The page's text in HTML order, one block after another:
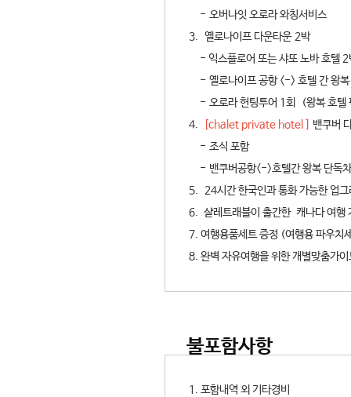
- 오버나잇 오로라 와칭서비스
3. 옐로나이프 다운타운 2박
- 익스플로어 또는 샤또 노바 호텔
- 옐로나이프 공항 <-> 호텔 간 왕
- 오로라 헌팅투어 1회 (왕복 호텔
4.
[chalet private hotel ]
밴쿠버
- 조식 포함
- 밴쿠버공항<->호텔간 왕복 단
5. 24시간 한국인과 통화 가능한 업
6. 샬레트래블이 출간한 캐나다 여행
7. 여행용품세트 증정 (여행용 파우치
8. 완벽 자유여행을 위한 개별맞춤가
불포함사항
1. 포함내역 외 기타경비